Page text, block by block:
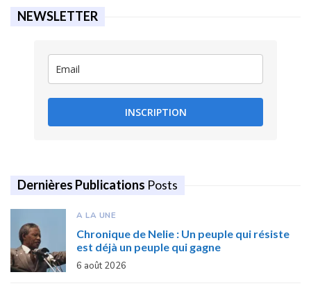
NEWSLETTER
INSCRIPTION
Dernières Publications Posts
A LA UNE
Chronique de Nelie : Un peuple qui résiste
est déjà un peuple qui gagne
6 août 2026